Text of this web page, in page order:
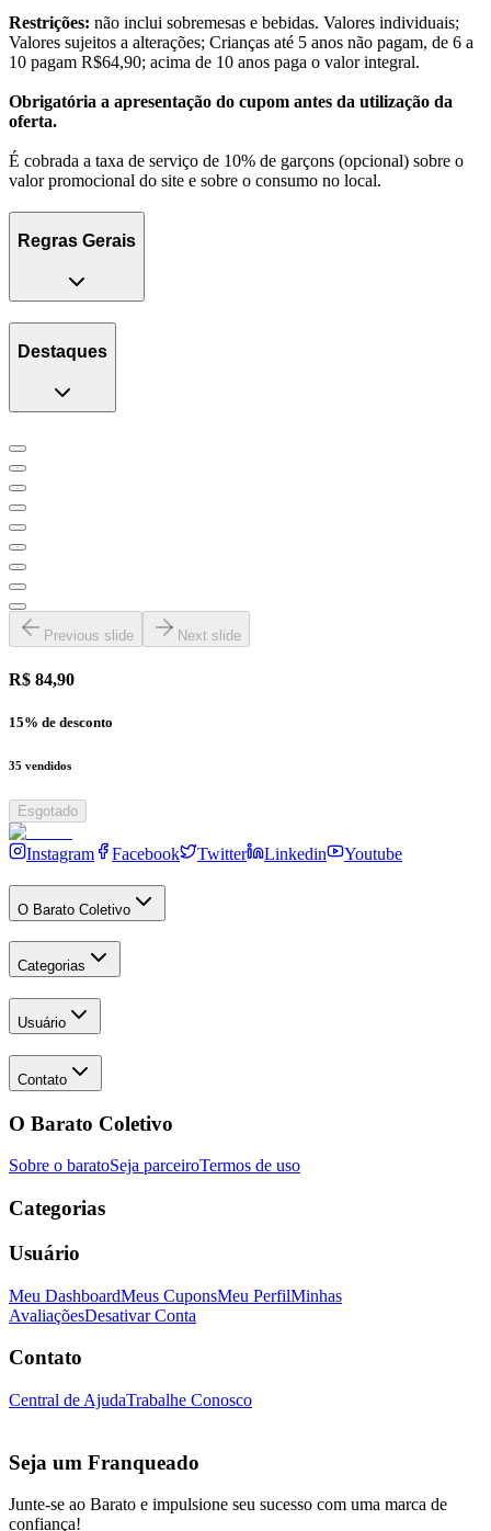
Restrições: não inclui sobremesas e bebidas. Valores individuais;
Valores sujeitos a alterações; Crianças até 5 anos não pagam, de 6 a
10 pagam R$64,90; acima de 10 anos paga o valor integral.
Obrigatória a apresentação do cupom antes da utilização da
oferta.
É cobrada a taxa de serviço de 10% de garçons (opcional) sobre o
valor promocional do site e sobre o consumo no local.
Regras Gerais
Destaques
Previous slide Next slide
R$ 84,90
15% de desconto
35 vendidos
Esgotado
Instagram Facebook Twitter Linkedin Youtube
O Barato Coletivo
Categorias
Usuário
Contato
O Barato Coletivo
Sobre o baratoSeja parceiroTermos de uso
Categorias
Usuário
Meu DashboardMeus CuponsMeu PerfilMinhas
AvaliaçõesDesativar Conta
Contato
Central de AjudaTrabalhe Conosco
Seja um Franqueado
Junte-se ao Barato e impulsione seu sucesso com uma marca de
confiança!